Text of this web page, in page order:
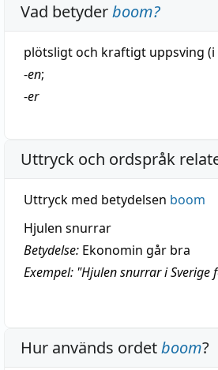
Vad betyderboom?
plötsligtoch kraftigt uppsving
-en;
-er
Uttryck och ordspråk
Uttryck med betydelsen boom
Hjulen snurrar
Betydelse: Ekonomin går bra
Exempel: "Hjulen snurrar i
Hur används ordetboom?